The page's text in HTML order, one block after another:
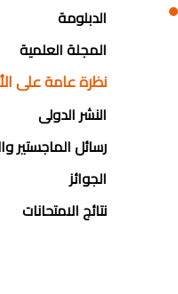
الدبلومة
المجلة العلمية
نظرة عامة على
النشر الدولى
رسائل الماجستير
الجوائز
نتائج الامتحانات